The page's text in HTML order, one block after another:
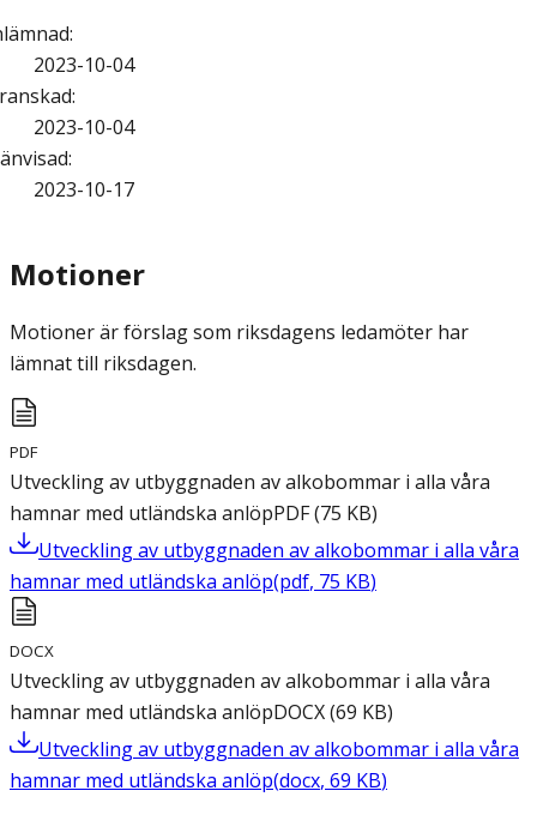
:
2023-10-04
:
2023-10-04
:
2023-10-17
Motioner
Motioner är förslag som riksdagens ledamöter har
lämnat till riksdagen.
PDF
Utveckling av utbyggnaden av alkobommar i alla våra
hamnar med utländska anlöpPDF(75 KB)
Utveckling av utbyggnaden av alkobommar i alla våra
hamnar med utländska anlöp(pdf, 75 KB)
DOCX
Utveckling av utbyggnaden av alkobommar i alla våra
hamnar med utländska anlöpDOCX(69 KB)
Utveckling av utbyggnaden av alkobommar i alla våra
hamnar med utländska anlöp(docx, 69 KB)